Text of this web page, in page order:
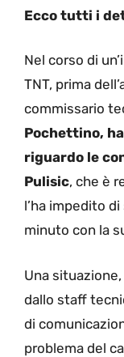
Ecco tutti i
Nel corso di
TNT, prima
commissario
Pochettino,
riguardo le
Pulisic, che è
l’ha impedito
minuto con la
Una
dallo staff
di
problema del